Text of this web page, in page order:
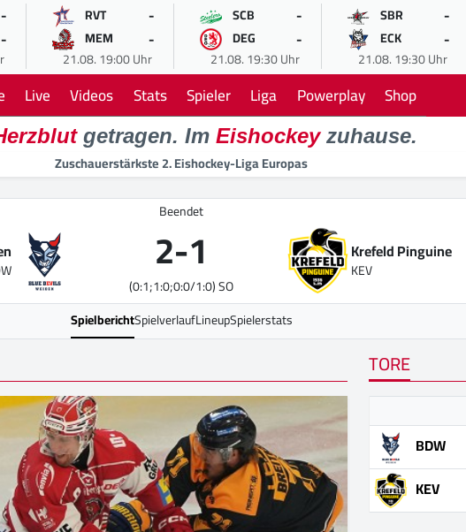
-
-
RVT -
MEM -
21.08. 19:00 Uhr
SCB -
DEG -
21.08. 19:30 Uhr
SBR -
ECK -
21.08. 19:30 Uhr
Live Videos Stats Spieler Liga Powerplay Shop
getragen. Im Eishockeyzuhause.
Zuschauerstärkste 2. Eishockey-Liga Europas
Beendet
2-1
(0:1;1:0;0:0/1:0) SO
Krefeld Pinguine
KEV
SpielberichtSpielverlaufLineupSpielerstats
TORE
BDW
KEV